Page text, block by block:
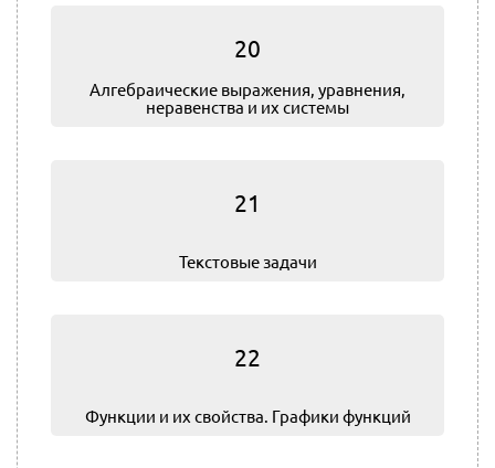
20
Алгебраические выражения, уравнения,
неравенства и их системы
21
Текстовые задачи
22
Функции и их свойства. Графики функций